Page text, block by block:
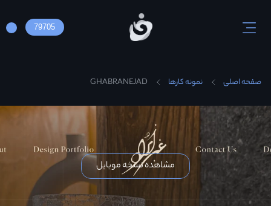
79705
صفحه اصلی نمونه کارها GHABRANEJAD
مشاهده نسخه موبایل